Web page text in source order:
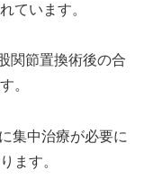
ています。
関節置換術後の合
。
集中治療が必要に
ます。